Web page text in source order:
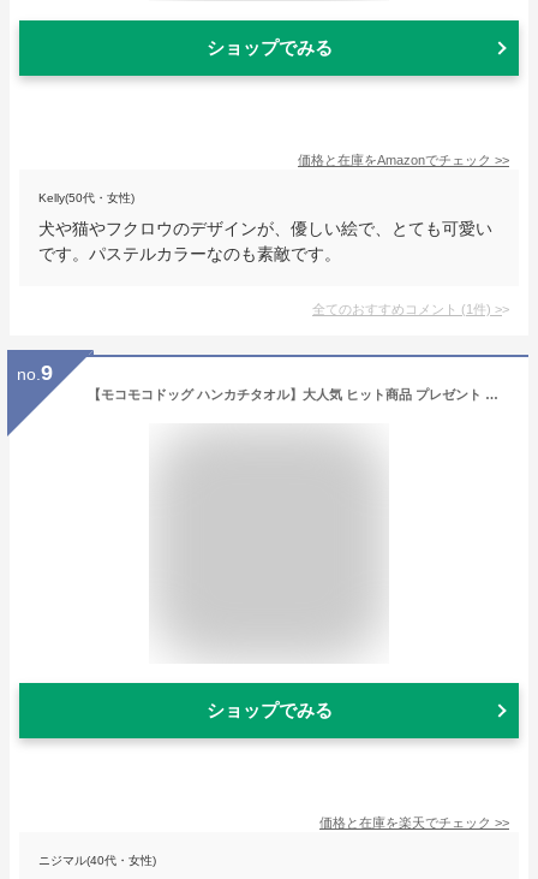
ショップでみる
価格と在庫をAmazonでチェック >>
Kelly(50代・女性)
犬や猫やフクロウのデザインが、優しい絵で、とても可愛い
です。パステルカラーなのも素敵です。
全てのおすすめコメント (1件) >
no. 9
【モコモコドッグ ハンカチタオル】大人気 ヒット商品 プレゼント プチギフト ハンカチ タオル 子供 販促品 粗品 ノベルティ 景品 結婚式 二次会 引き出物 記念品 お祝い 保育園 幼稚園 イベント 記念 送別品 引越し アニマル
ショップでみる
価格と在庫を楽天でチェック >>
ニジマル(40代・女性)